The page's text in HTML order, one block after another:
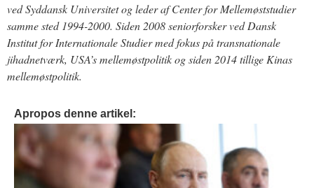
ved Syddansk Universitet og leder af Center for Mellemøststudier
samme sted 1994-2000. Siden 2008 seniorforsker ved Dansk
Institut for Internationale Studier med fokus på transnationale
jihadnetværk, USA’s mellemøstpolitik og siden 2014 tillige Kinas
mellemøstpolitik.
Apropos denne artikel: